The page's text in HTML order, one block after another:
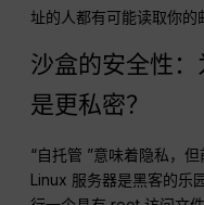
址的人都有可能读取你的
沙盒的安全性：
是更私密？
“自托管 ”意味着隐私，
Linux 服务器是黑客的乐